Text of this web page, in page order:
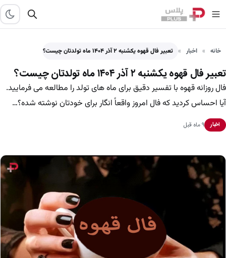
خانه اخبار تعبیر فال قهوه یکشنبه ۲ آذر ۱۴۰۴ ماه تولدتان چیست؟
تعبیر فال قهوه یکشنبه ۲ آذر ۱۴۰۴ ماه تولدتان چیست؟
فال روزانه قهوه با تفسیر دقیق برای ماه های تولد را مطالعه می فرمایید.
آیا احساس کردید که فال امروز واقعاً انگار برای خودتان نوشته شده؟…
اخبار ۹ ماه قبل